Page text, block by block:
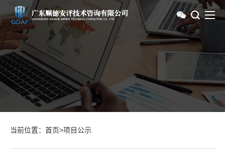
当前位置： 首页>项目公示